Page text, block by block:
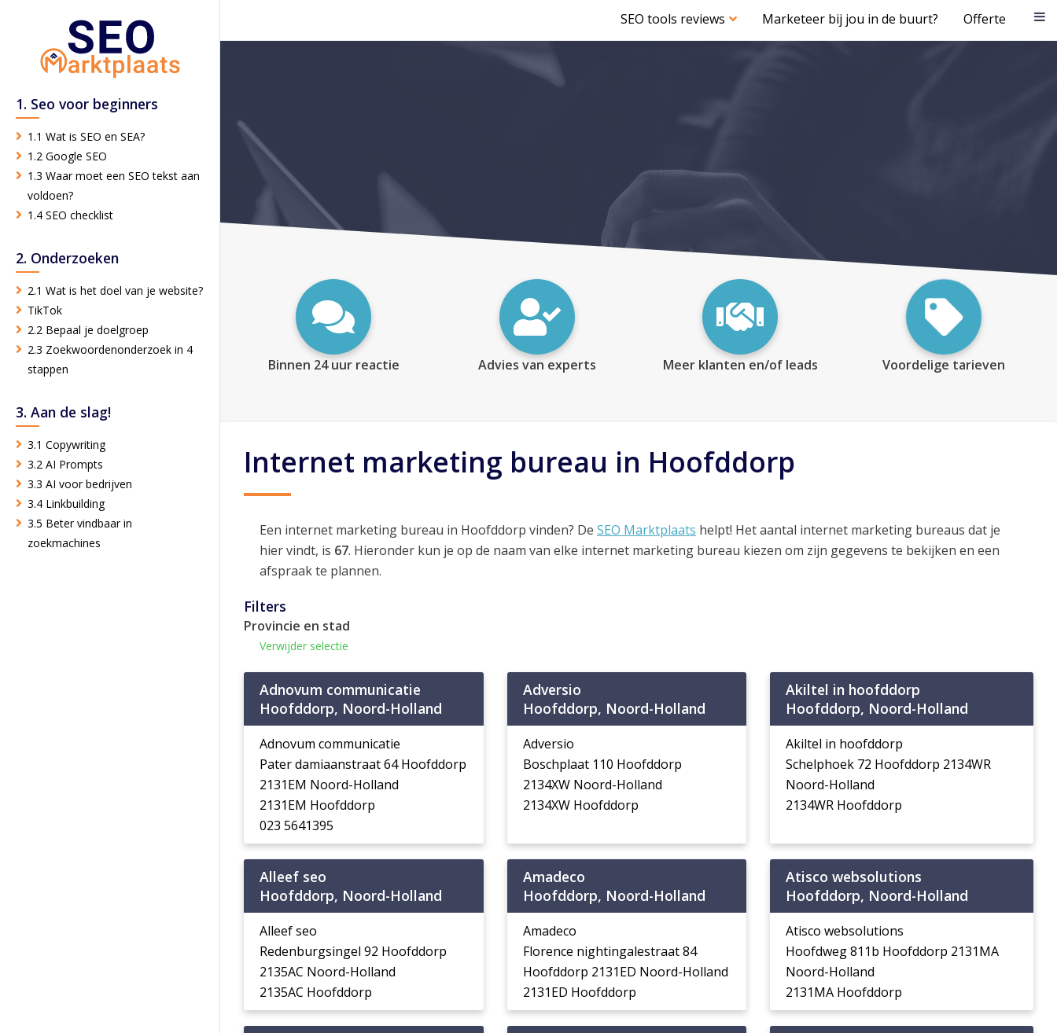
SEO tools reviews Marketeer bij jou in de buurt? Offerte
1. Seo voor beginners
1.1 Wat is SEO en SEA?
1.2 Google SEO
1.3 Waar moet een SEO tekst aan
voldoen?
1.4 SEO checklist
2. Onderzoeken
2.1 Wat is het doel van je website?
TikTok
2.2 Bepaal je doelgroep
2.3 Zoekwoordenonderzoek in 4
stappen
3. Aan de slag!
3.1 Copywriting
3.2 AI Prompts
3.3 AI voor bedrijven
3.4 Linkbuilding
3.5 Beter vindbaar in
zoekmachines
Binnen 24 uur reactie Advies van experts Meer klanten en/of leads Voordelige tarieven
Internet marketing bureau in Hoofddorp
Een internet marketing bureau in Hoofddorp vinden? De SEO Marktplaats helpt! Het aantal internet marketing bureaus dat je
hier vindt, is 67. Hieronder kun je op de naam van elke internet marketing bureau kiezen om zijn gegevens te bekijken en een
afspraak te plannen.
Filters
Provincie en stad
Verwijder selectie
Adnovum communicatie
Hoofddorp, Noord-Holland
Adnovum communicatie
Pater damiaanstraat 64 Hoofddorp
2131EM Noord-Holland
2131EM Hoofddorp
023 5641395
Adversio
Hoofddorp, Noord-Holland
Adversio
Boschplaat 110 Hoofddorp
2134XW Noord-Holland
2134XW Hoofddorp
Akiltel in hoofddorp
Hoofddorp, Noord-Holland
Akiltel in hoofddorp
Schelphoek 72 Hoofddorp 2134WR
Noord-Holland
2134WR Hoofddorp
Alleef seo
Hoofddorp, Noord-Holland
Alleef seo
Redenburgsingel 92 Hoofddorp
2135AC Noord-Holland
2135AC Hoofddorp
Amadeco
Hoofddorp, Noord-Holland
Amadeco
Florence nightingalestraat 84
Hoofddorp 2131ED Noord-Holland
2131ED Hoofddorp
Atisco websolutions
Hoofddorp, Noord-Holland
Atisco websolutions
Hoofdweg 811b Hoofddorp 2131MA
Noord-Holland
2131MA Hoofddorp